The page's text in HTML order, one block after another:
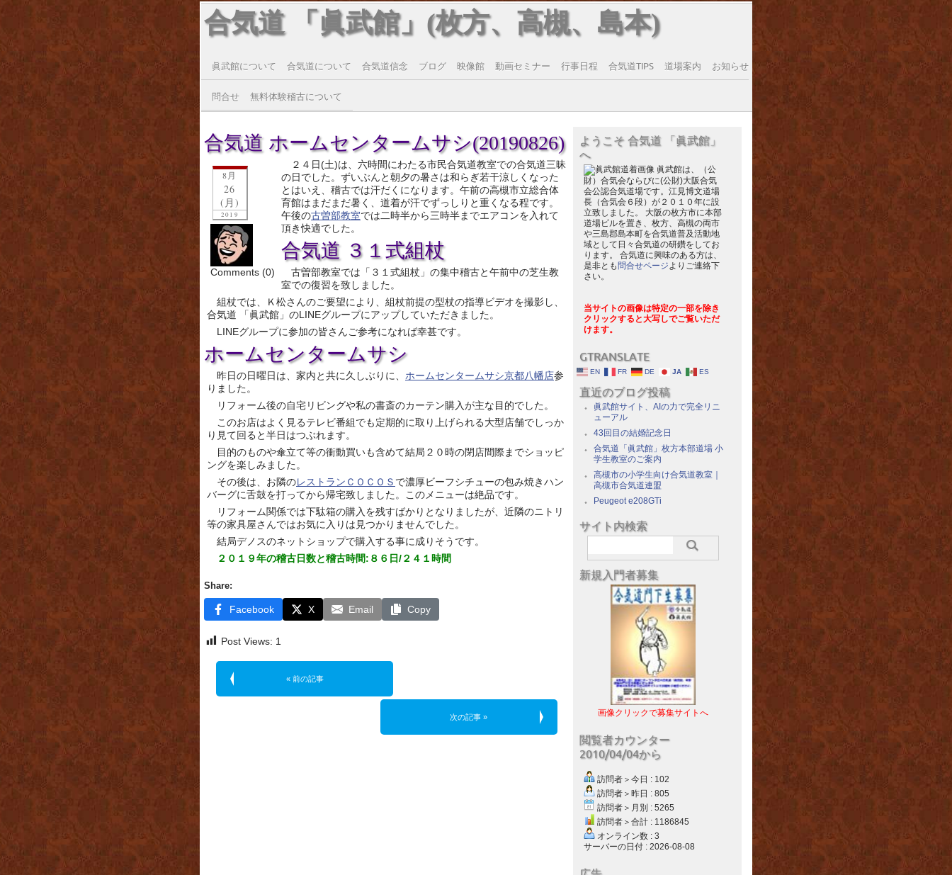
合気道 「眞武館」(枚方、高槻、島本)
眞武館について 合気道について 合気道信念 ブログ 映像館 動画セミナー 行事日程 合気道TIPS 道場案内 お知らせ
問合せ 無料体験稽古について
合気道 ホームセンタームサシ(20190826)
8月
26
(月)
2019
Comments (0)
２４日(土)は、六時間にわたる市民合気道教室での合気道三昧
の日でした。ずいぶんと朝夕の暑さは和らぎ若干涼しくなった
とはいえ、稽古では汗だくになります。午前の高槻市立総合体
育館はまだまだ暑く、道着が汗でずっしりと重くなる程です。
午後の古曽部教室では二時半から三時半までエアコンを入れて
頂き快適でした。
合気道 ３１式組杖
古曽部教室では「３１式組杖」の集中稽古と午前中の芝生教
室での復習を致しました。
組杖では、Ｋ松さんのご要望により、組杖前提の型杖の指導ビデオを撮影し、
合気道 「眞武館」のLINEグループにアップしていただきました。
LINEグループに参加の皆さんご参考になれば幸甚です。
ホームセンタームサシ
昨日の日曜日は、家内と共に久しぶりに、 ホームセンタームサシ京都八幡店参
りました。
リフォーム後の自宅リビングや私の書斎のカーテン購入が主な目的でした。
このお店はよく見るテレビ番組でも定期的に取り上げられる大型店舗でしっか
り見て回ると半日はつぶれます。
目的のものや傘立て等の衝動買いも含めて結局２０時の閉店間際までショッピ
ングを楽しみました。
その後は、お隣のレストランＣＯＣＯＳ で濃厚ビーフシチューの包み焼きハン
バーグに舌鼓を打ってから帰宅致しました。このメニューは絶品です。
リフォーム関係では下駄箱の購入を残すばかりとなりましたが、近隣のニトリ
等の家具屋さんではお気に入りは見つかりませんでした。
結局デノスのネットショップで購入する事に成りそうです。
２０１９年の稽古日数と稽古時間:８６日/２４１時間
Share:
Facebook X Email Copy
Post Views: 1
« 前の記事
次の記事 »
ようこそ 合気道 「眞武館」
へ
眞武館は、（公
財）合気会ならびに(公財)大阪合気
会公認合気道場です。江見博文道場
長（合気会６段）が２０１０年に設
立致しました。 大阪の枚方市に本部
道場ビルを置き、枚方、高槻の両市
や三島郡島本町を合気道普及活動地
域として日々合気道の研鑽をしてお
ります。 合気道に興味のある方は、
是非とも 問合せページよりご連絡下
さい。
当サイトの画像は特定の一部を除き
クリックすると大写しでご覧いただ
けます。
GTRANSLATE
EN FR DE JA ES
直近のブログ投稿
眞武館サイト、AIの力で完全リニ
ューアル
43回目の結婚記念日
合気道「眞武館」枚方本部道場 小
学生教室のご案内
高槻市の小学生向け合気道教室｜
高槻市合気道連盟
Peugeot e208GTi
サイト内検索
新規入門者募集
画像クリックで募集サイトへ
閲覧者カウンター
2010/04/04から
訪問者＞今日 : 102
訪問者＞昨日 : 805
訪問者＞月別 : 5265
訪問者＞合計 : 1186845
オンライン数 : 3
サーバーの日付 : 2026-08-08